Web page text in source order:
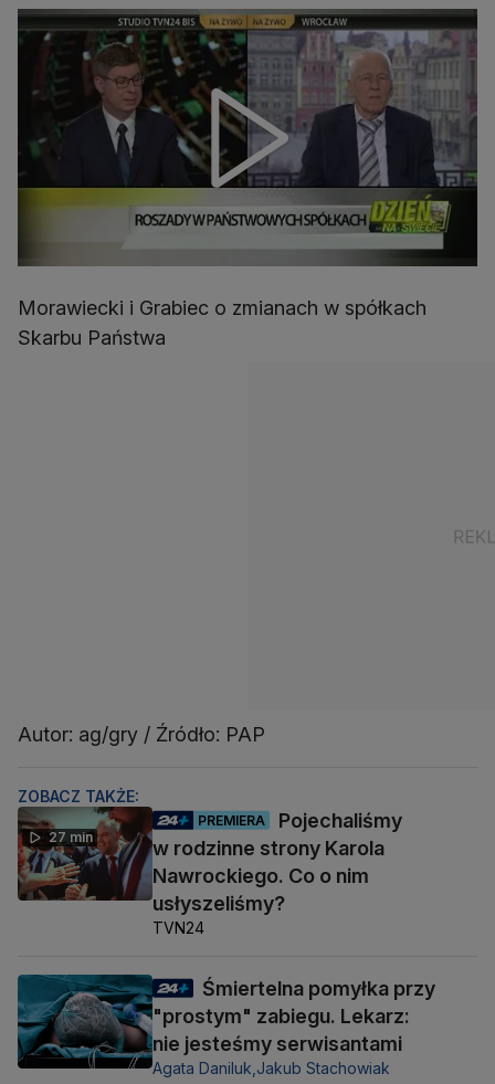
Morawiecki i Grabiec o zmianach w spółkach
Skarbu Państwa
Autor: ag/gry / Źródło: PAP
ZOBACZ TAKŻE:
27 min
PREMIERA
Pojechaliśmy
w rodzinne strony Karola
Nawrockiego. Co o nim
usłyszeliśmy?
TVN24
Śmiertelna pomyłka przy
"prostym" zabiegu. Lekarz:
nie jesteśmy serwisantami
Agata Daniluk, Jakub Stachowiak